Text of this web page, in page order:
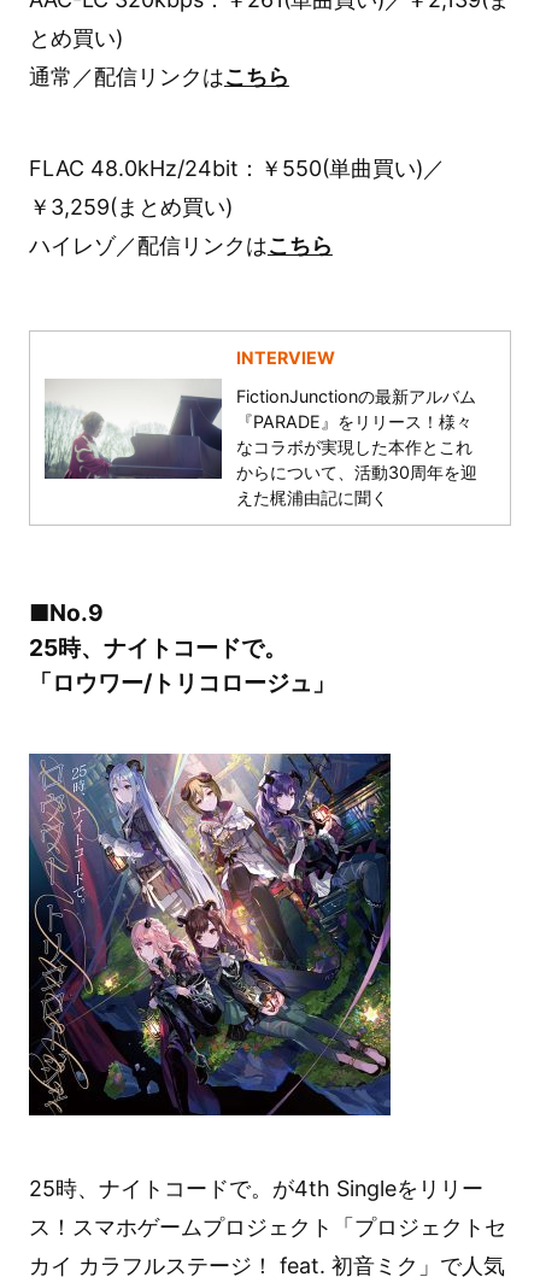
とめ買い)
通常／配信リンクはこちら
FLAC 48.0kHz/24bit：￥550(単曲買い)／
￥3,259(まとめ買い)
ハイレゾ／配信リンクはこちら
INTERVIEW
FictionJunctionの最新アルバム
『PARADE』をリリース！様々
なコラボが実現した本作とこれ
からについて、活動30周年を迎
えた梶浦由記に聞く
■No.9
25時、ナイトコードで。
「ロウワー/トリコロージュ」
25時、ナイトコードで。が4th Singleをリリー
ス！スマホゲームプロジェクト「プロジェクトセ
カイ カラフルステージ！ feat. 初音ミク」で人気